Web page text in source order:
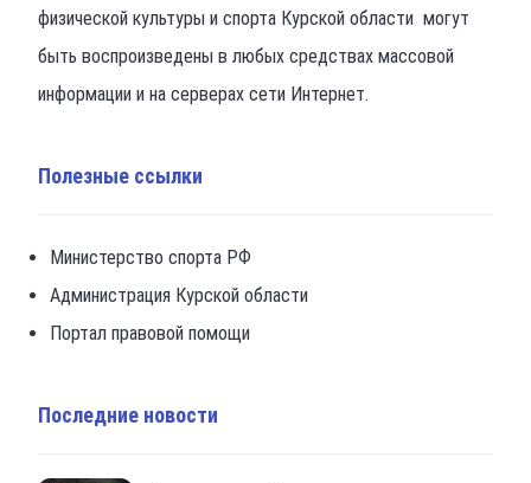
физической культуры и спорта Курской области могут
быть воспроизведены в любых средствах массовой
информации и на серверах сети Интернет.
Полезные ссылки
Министерство спорта РФ
Администрация Курской области
Портал правовой помощи
Последние новости